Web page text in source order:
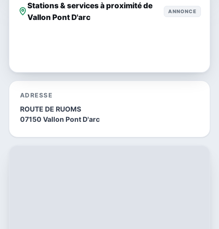
Stations & services à proximité de
Vallon Pont D'arc
ANNONCE
ADRESSE
ROUTE DE RUOMS
07150 Vallon Pont D'arc